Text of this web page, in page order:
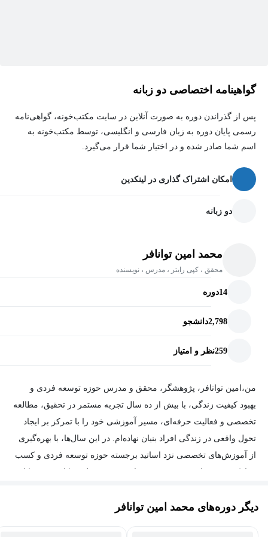
گواهینامه اختصاصی دو زبانه
پس از گذراندن دوره به صورت آنلاین در سایت مکتب‌خونه، گواهی‌نامه
رسمی پایان دوره به زبان فارسی و انگلیسی، توسط مکتب‌خونه به
اسم شما صادر شده و در اختیار شما قرار می‌گیرد.
امکان اشتراک گذاری در لینکدین
دو زبانه
محمد امین توانافر
محقق ، کپی رایتر ، مدرس ، نویسنده
14دوره
2,798دانشجو
259نظر و امتیاز
من،امین توانافر، پژوهشگر، محقق و مدرس حوزه توسعه فردی و
بهبود کیفیت زندگی، با بیش از ده سال تجربه مستمر در تحقیق، مطالعه
تخصصی و فعالیت حرفه‌ای، مسیر آموزشی خود را با تمرکز بر ایجاد
تحول واقعی در زندگی افراد بنیان نهاده‌ام. در این سال‌ها، با بهره‌گیری
از آموزش‌های تخصصی نزد اساتید برجسته حوزه توسعه فردی و کسب
دیگر دوره‌های محمد امین توانافر